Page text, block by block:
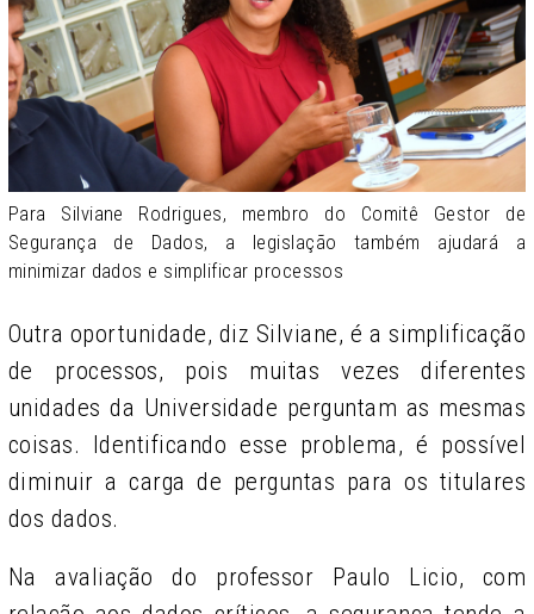
Para Silviane Rodrigues, membro do Comitê Gestor de
Segurança de Dados, a legislação também ajudará a
minimizar dados e simplificar processos
Outra oportunidade, diz Silviane, é a simplificação
de processos, pois muitas vezes diferentes
unidades da Universidade perguntam as mesmas
coisas. Identificando esse problema, é possível
diminuir a carga de perguntas para os titulares
dos dados.
Na avaliação do professor Paulo Licio, com